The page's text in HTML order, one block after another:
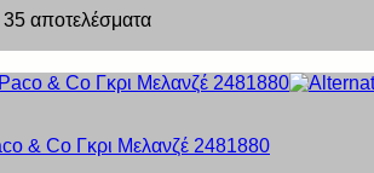
αποτελέσματα
& Co Γκρι Μελανζέ 2481880